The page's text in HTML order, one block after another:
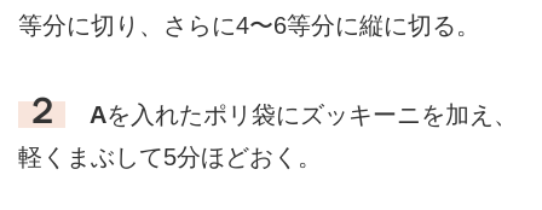
等分に切り、さらに4〜6等分に縦に切る。
２ Aを入れたポリ袋にズッキーニを加え、
軽くまぶして5分ほどおく。